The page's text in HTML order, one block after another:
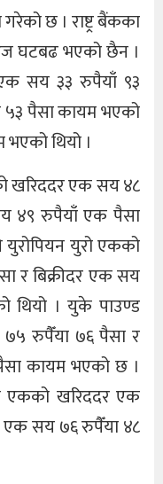
गरेको छ । राष्ट्र बैंकका
घटबढ भएको छैन ।
सय ३३ रुपैयाँ ९३
५३ पैसा कायम भएको
थियो ।
खरिददर एक सय ४८
४९ रुपैयाँ एक पैसा
युरो एकको
र बिक्रीदर एक सय
थियो । युके पाउण्ड
रुपैँया ७६ पैसा र
कायम भएको छ ।
एकको खरिददर एक
एक सय ७६ रुपैँया ४८